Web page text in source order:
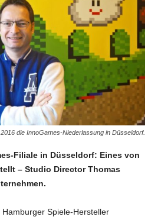
die InnoGames-Niederlassung in Düsseldorf.
Filiale in Düsseldorf: Eines von
– Studio Director Thomas
Spiele-Hersteller